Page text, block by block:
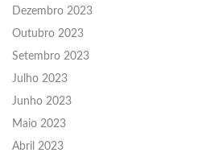
Dezembro 2023
Outubro 2023
Setembro 2023
Julho 2023
Junho 2023
Maio 2023
Abril 2023